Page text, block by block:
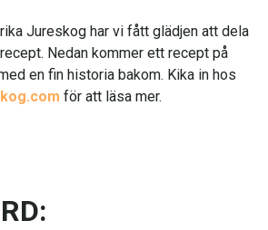
Jureskog har vi fått glädjen att dela
Nedan kommer ett recept på
en fin historia bakom. Kika in hos
för att läsa mer.